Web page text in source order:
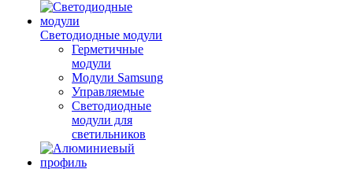
Светодиодные модули
Герметичные
модули
Модули Samsung
Управляемые
Светодиодные
модули для
светильников